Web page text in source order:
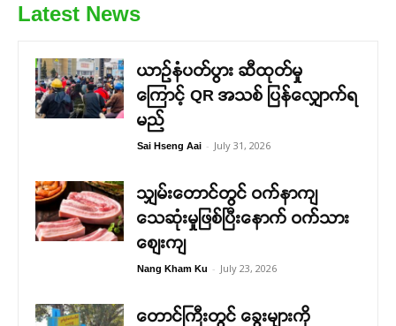
Latest News
ယာဉ်နံပတ်ပွား ဆီထုတ်မှု
ကြောင့် QR အသစ် ပြန်လျှောက်ရ
မည်
Sai Hseng Aai - July 31, 2026
သျှမ်းတောင်တွင် ဝက်နာကျ
သေဆုံးမှုဖြစ်ပြီးနောက် ဝက်သား
စျေးကျ
Nang Kham Ku - July 23, 2026
တောင်ကြီးတွင် ခွေးများကို